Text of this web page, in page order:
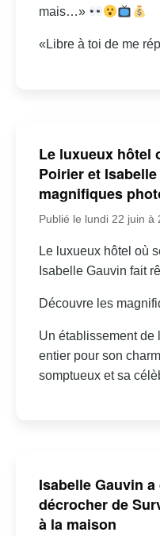
mais…»
«Libre à toi de me
Le luxueux hôtel
Poirier et
magnifiques
Publié le lundi 22 juin à
Le luxueux hôtel où
Isabelle Gauvin fait
Découvre les
Un établissement de
entier pour son
somptueux et sa
Isabelle Gauvin
décrocher de
à la maison